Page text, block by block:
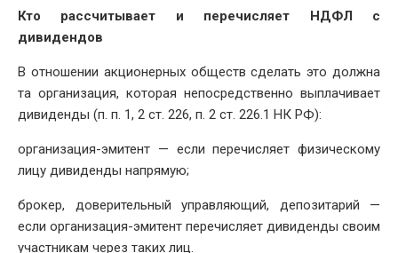
Кто рассчитывает и перечисляет НДФЛ с
дивидендов
В отношении акционерных обществ сделать это должна
та организация, которая непосредственно выплачивает
дивиденды (п. п. 1, 2 ст. 226, п. 2 ст. 226.1 НК РФ):
организация-эмитент — если перечисляет физическому
лицу дивиденды напрямую;
брокер, доверительный управляющий, депозитарий —
если организация-эмитент перечисляет дивиденды своим
участникам через таких лиц.